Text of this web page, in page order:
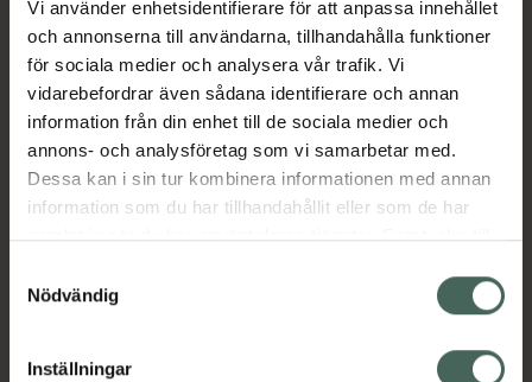
Vi använder enhetsidentifierare för att anpassa innehållet
och annonserna till användarna, tillhandahålla funktioner
för sociala medier och analysera vår trafik. Vi
vidarebefordrar även sådana identifierare och annan
information från din enhet till de sociala medier och
annons- och analysföretag som vi samarbetar med.
Dessa kan i sin tur kombinera informationen med annan
information som du har tillhandahållit eller som de har
samlat in när du har använt deras tjänster. Samtycke till
återkalla ditt samtycke via webbplatsens
cookieinställningar. Ett återkallat samtycke påverkar inte
lagligheten av behandling som skett innan återkallelsen.
Nödvändig
Inställningar
Aktuella erbjudanden
Beskrivning Dölj
EAN:08720865197456
Kronans Apotek finns här för dig. Du hittar oss från Skåne i